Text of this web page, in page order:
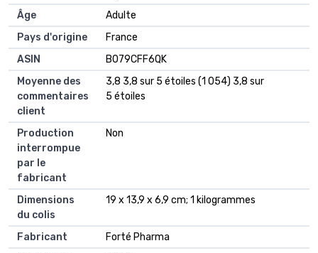
Âge
‎Adulte
Pays d'origine
‎France
ASIN
B079CFF6QK
Moyenne des
commentaires
client
3,8 3,8 sur 5 étoiles (1 054) 3,8 sur
5 étoiles
Production
interrompue
par le
fabricant
Non
Dimensions
du colis
19 x 13,9 x 6,9 cm; 1 kilogrammes
Fabricant
Forté Pharma